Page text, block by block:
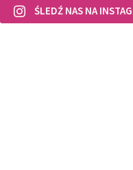
ŚLEDŹ NAS NA